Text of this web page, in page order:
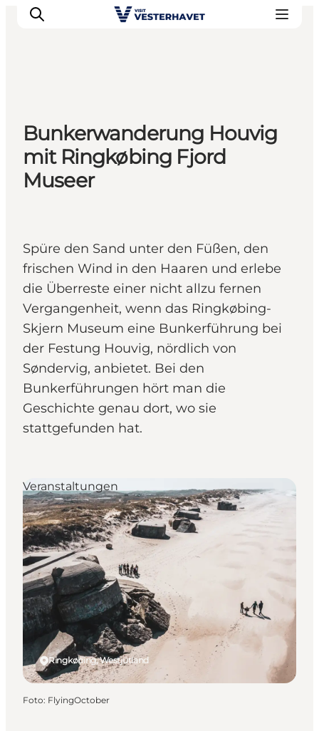
Events
Erlebnisse
Unsere Städte
Essen & Übernachtung
Bunkerwanderung Houvig
mit Ringkøbing Fjord
Museer
Spüre den Sand unter den Füßen, den
frischen Wind in den Haaren und erlebe
die Überreste einer nicht allzu fernen
Vergangenheit, wenn das Ringkøbing-
Skjern Museum eine Bunkerführung bei
der Festung Houvig, nördlich von
Søndervig, anbietet. Bei den
Bunkerführungen hört man die
Geschichte genau dort, wo sie
stattgefunden hat.
Ringkøbing, Westjütland
Veranstaltungen
Foto: FlyingOctober